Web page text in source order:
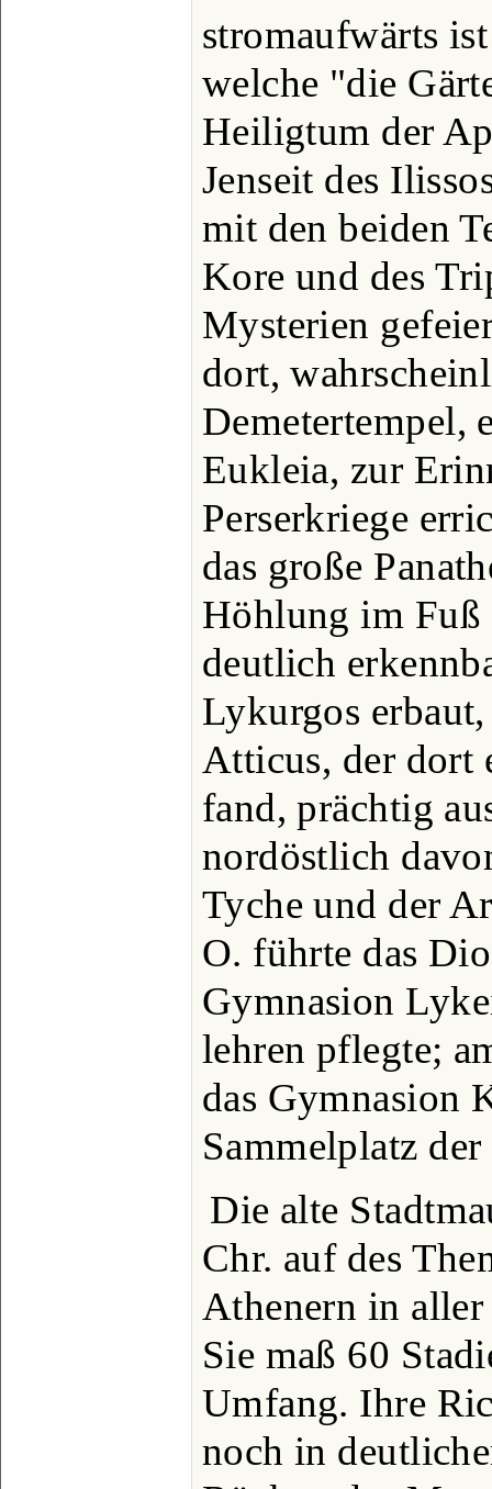
stromaufwärts
welche "die
Heiligtum der
Jenseit des
mit den beiden
Kore und des
Mysterien
dort,
Demetertempel,
Eukleia, zur
Perserkriege
das große
Höhlung im Fuß
deutlich
Lykurgos
Atticus, der dort
fand, prächtig
nordöstlich
Tyche und der
O. führte das
Gymnasion
lehren pflegte;
das Gymnasion
Sammelplatz
Die alte
Chr. auf des
Athenern in
Sie maß 60
Umfang. Ihre
noch in